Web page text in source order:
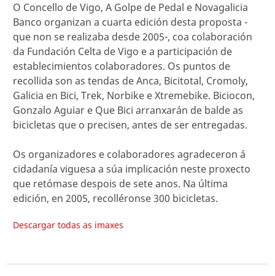
O Concello de Vigo, A Golpe de Pedal e Novagalicia
Banco organizan a cuarta edición desta proposta -
que non se realizaba desde 2005-, coa colaboración
da Fundación Celta de Vigo e a participación de
establecimientos colaboradores. Os puntos de
recollida son as tendas de Anca, Bicitotal, Cromoly,
Galicia en Bici, Trek, Norbike e Xtremebike. Biciocon,
Gonzalo Aguiar e Que Bici arranxarán de balde as
bicicletas que o precisen, antes de ser entregadas.
Os organizadores e colaboradores agradeceron á
cidadanía viguesa a súa implicación neste proxecto
que retómase despois de sete anos. Na última
edición, en 2005, recolléronse 300 bicicletas.
Descargar todas as imaxes